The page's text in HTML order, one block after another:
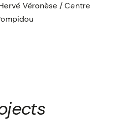
Véronèse / Centre